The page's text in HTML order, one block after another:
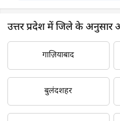
उत्तर प्रदेश में जिले के अनुसार
गाज़ियाबाद
बुलंदशहर